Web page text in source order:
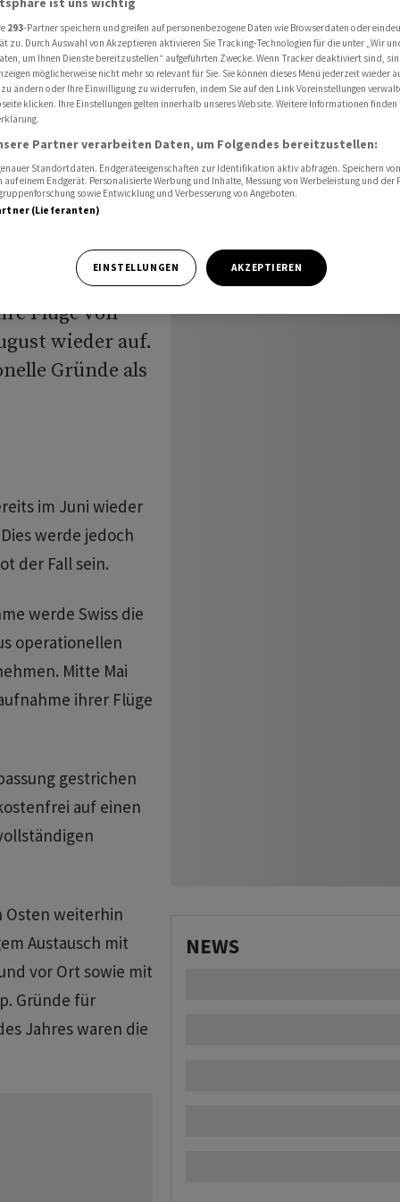
Tel Aviv
Flüge
Flüge von
wieder auf.
Gründe als
im Juni wieder
werde jedoch
der Fall sein.
werde Swiss die
operationellen
Mitte Mai
ihrer Flüge
gestrichen
auf einen
Osten weiterhin
Austausch mit
vor Ort sowie mit
Gründe für
Jahres waren die
NEWS
293-Partner speichern und greifen auf personenbezogene Daten wie Browserdaten oder
zu. Durch Auswahl von Akzeptieren aktivieren Sie Tracking-Technologien für die unter „Wir
um Ihnen Dienste bereitzustellen“ aufgeführten Zwecke. Wenn Tracker deaktiviert sind,
möglicherweise nicht mehr so relevant für Sie. Sie können dieses Menü jederzeit wieder
ändern oder Ihre Einwilligung zu widerrufen, indem Sie auf den Link Voreinstellungen
klicken. Ihre Einstellungen gelten innerhalb unseres Website. Weitere Informationen finden
Partner verarbeiten Daten, um Folgendes bereitzustellen:
Standortdaten. Endgeräteeigenschaften zur Identifikation aktiv abfragen. Speichern
einem Endgerät. Personalisierte Werbung und Inhalte, Messung von Werbeleistung und der
sowie Entwicklung und Verbesserung von Angeboten.
(Lieferanten)
EINSTELLUNGEN AKZEPTIEREN